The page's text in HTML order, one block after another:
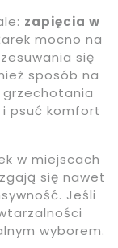
zapięcia w
mocno na
się
sposób na
psuć komfort
w miejscach
się nawet
Jeśli
wyborem.